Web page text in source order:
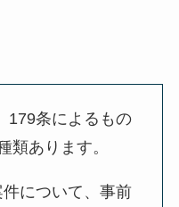
179条によるもの
類あります。
について、事前